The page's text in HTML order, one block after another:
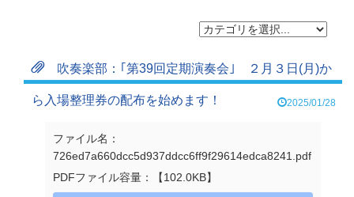
吹奏楽部：｢第39回定期演奏会｣ ２月３日(月)か
ら入場整理券の配布を始めます！ 2025/01/28
ファイル名：
726ed7a660dcc5d937ddcc6ff9f29614edca8241.pdf
PDFファイル容量：【102.0KB】